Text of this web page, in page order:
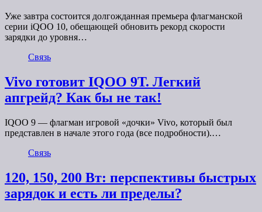
Уже завтра состоится долгожданная премьера флагманской
серии iQOO 10, обещающей обновить рекорд скорости
зарядки до уровня…
Связь
Vivo готовит IQOO 9T. Легкий
апгрейд? Как бы не так!
IQOO 9 — флагман игровой «дочки» Vivo, который был
представлен в начале этого года (все подробности).…
Связь
120, 150, 200 Вт: перспективы быстрых
зарядок и есть ли пределы?